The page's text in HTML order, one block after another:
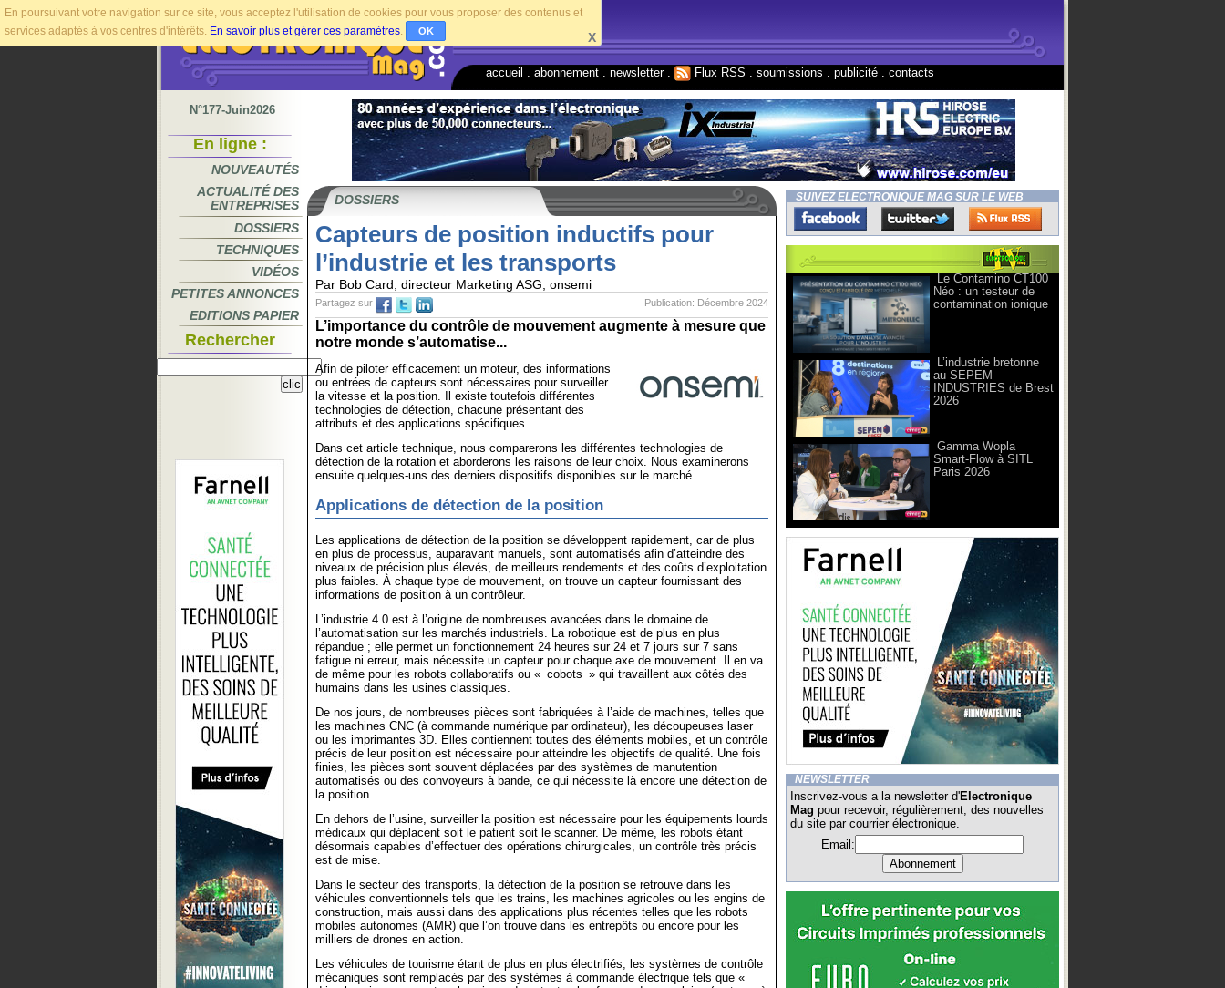
En poursuivant votre navigation sur ce site, vous acceptez l'utilisation de cookies pour vous proposer des contenus et
services adaptés à vos centres d'intérêts. En savoir plus et gérer ces paramètres. OK X
accueil abonnement newsletter. Flux RSS soumissions publicité contacts
N°177-Juin2026
En ligne :
NOUVEAUTÉS
ACTUALITÉ DES
ENTREPRISES
DOSSIERS
TECHNIQUES
VIDÉOS
PETITES ANNONCES
EDITIONS PAPIER
Rechercher
DOSSIERS
Capteurs de position inductifs pour
l’industrie et les transports
Par Bob Card, directeur Marketing ASG, onsemi
Publication: Décembre 2024
Partagez sur
L’importance du contrôle de mouvement augmente à mesure que
notre monde s’automatise...
Afin de piloter efficacement un moteur, des informations
ou entrées de capteurs sont nécessaires pour surveiller
la vitesse et la position. Il existe toutefois différentes
technologies de détection, chacune présentant des
attributs et des applications spécifiques.
Dans cet article technique, nous comparerons les différentes technologies de
détection de la rotation et aborderons les raisons de leur choix. Nous examinerons
ensuite quelques-uns des derniers dispositifs disponibles sur le marché.
Applications de détection de la position
Les applications de détection de la position se développent rapidement, car de plus
en plus de processus, auparavant manuels, sont automatisés afin d’atteindre des
niveaux de précision plus élevés, de meilleurs rendements et des coûts d’exploitation
plus faibles. À chaque type de mouvement, on trouve un capteur fournissant des
informations de position à un contrôleur.
L’industrie 4.0 est à l’origine de nombreuses avancées dans le domaine de
l’automatisation sur les marchés industriels. La robotique est de plus en plus
répandue ; elle permet un fonctionnement 24 heures sur 24 et 7 jours sur 7 sans
fatigue ni erreur, mais nécessite un capteur pour chaque axe de mouvement. Il en va
de même pour les robots collaboratifs ou « cobots » qui travaillent aux côtés des
humains dans les usines classiques.
De nos jours, de nombreuses pièces sont fabriquées à l’aide de machines, telles que
les machines CNC (à commande numérique par ordinateur), les découpeuses laser
ou les imprimantes 3D. Elles contiennent toutes des éléments mobiles, et un contrôle
précis de leur position est nécessaire pour atteindre les objectifs de qualité. Une fois
finies, les pièces sont souvent déplacées par des systèmes de manutention
automatisés ou des convoyeurs à bande, ce qui nécessite là encore une détection de
la position.
En dehors de l’usine, surveiller la position est nécessaire pour les équipements lourds
médicaux qui déplacent soit le patient soit le scanner. De même, les robots étant
désormais capables d’effectuer des opérations chirurgicales, un contrôle très précis
est de mise.
Dans le secteur des transports, la détection de la position se retrouve dans les
véhicules conventionnels tels que les trains, les machines agricoles ou les engins de
construction, mais aussi dans des applications plus récentes telles que les robots
mobiles autonomes (AMR) que l’on trouve dans les entrepôts ou encore pour les
milliers de drones en action.
Les véhicules de tourisme étant de plus en plus électrifiés, les systèmes de contrôle
mécaniques sont remplacés par des systèmes à commande électrique tels que «
SUIVEZ ELECTRONIQUE MAG SUR LE WEB
Le Contamino CT100
Néo : un testeur de
contamination ionique
L’industrie bretonne
au SEPEM
INDUSTRIES de Brest
2026
Gamma Wopla
Smart-Flow à SITL
Paris 2026
NEWSLETTER
Inscrivez-vous a la newsletter d'Electronique
Mag pour recevoir, régulièrement, des nouvelles
du site par courrier électronique.
Email: